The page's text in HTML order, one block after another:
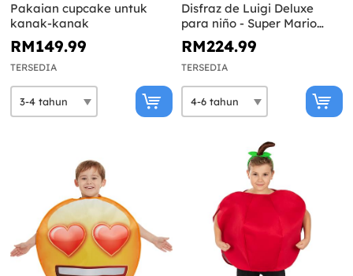
Pakaian cupcake untuk
kanak-kanak
RM149.99
TERSEDIA
Disfraz de Luigi Deluxe
para niño - Super Mario
Bros
RM224.99
TERSEDIA